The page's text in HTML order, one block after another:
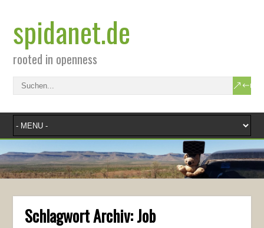
spidanet.de
rooted in openness
Schlagwort Archiv:Job